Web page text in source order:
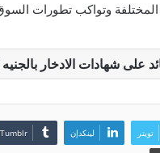
المختلفة وتواكب تطورات
على شهادات الادخار
تويتر لينكدإن